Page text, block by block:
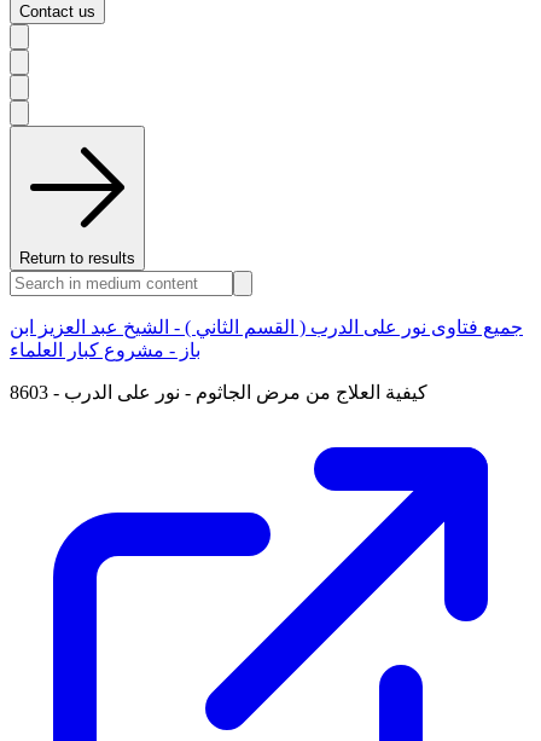
Contact us
Return to results
جميع فتاوى نور على الدرب ( القسم الثاني ) - الشيخ عبد العزيز ابن
باز - مشروع كبار العلماء
8603 - كيفية العلاج من مرض الجاثوم - نور على الدرب